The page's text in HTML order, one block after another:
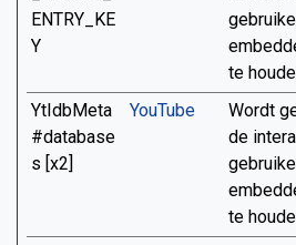
ENTRY_KE
Y
te
YtIdbMeta
#database
s [x2]
YouTube
Wordt
de
te